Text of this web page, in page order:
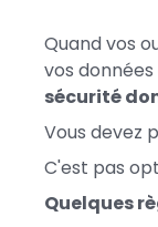
Quand vos
vos
sécurité
Vous devez
C'est pas
Quelques